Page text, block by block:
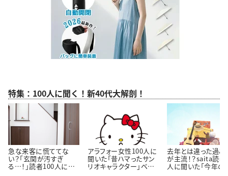
特集：100人に聞く！新40代大解剖！
急な来客に慌ててな
い？「玄関が汚すぎ
る…！」読者100人に聞
アラフォー女性100人に
聞いた「昔ハマったサン
リオキャラクター」ベス
去年とは違った過ご
が主流！？saita読
人に聞いた「今年の